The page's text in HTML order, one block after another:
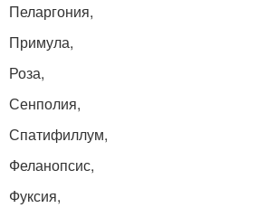
Пеларгония,
Примула,
Роза,
Сенполия,
Спатифиллум,
Феланопсис,
Фуксия,